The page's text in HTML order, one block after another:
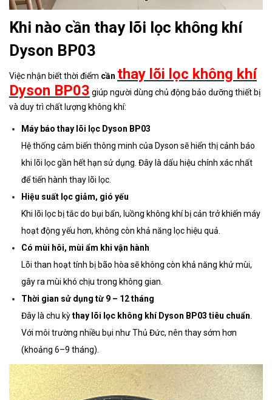
Khi nào cần thay lõi lọc không khí
Dyson BP03
Việc nhận biết thời điểm cần thay lõi lọc không khí
Dyson BP03 giúp người dùng chủ động bảo dưỡng thiết bị
và duy trì chất lượng không khí:
Máy báo thay lõi lọc Dyson BP03
Hệ thống cảm biến thông minh của Dyson sẽ hiển thị cảnh báo
khi lõi lọc gần hết hạn sử dụng. Đây là dấu hiệu chính xác nhất
để tiến hành thay lõi lọc.
Hiệu suất lọc giảm, gió yếu
Khi lõi lọc bị tắc do bụi bẩn, luồng không khí bị cản trở khiến máy
hoạt động yếu hơn, không còn khả năng lọc hiệu quả.
Có mùi hôi, mùi ẩm khi vận hành
Lõi than hoạt tính bị bão hòa sẽ không còn khả năng khử mùi,
gây ra mùi khó chịu trong không gian.
Thời gian sử dụng từ 9 – 12 tháng
Đây là chu kỳthay lõi lọc không khí Dyson BP03 tiêu chuẩn.
Với môi trường nhiều bụi như Thủ Đức, nên thay sớm hơn
(khoảng 6–9 tháng).